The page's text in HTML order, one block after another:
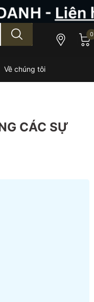
0
Về chúng tôi
CÁC SỰ